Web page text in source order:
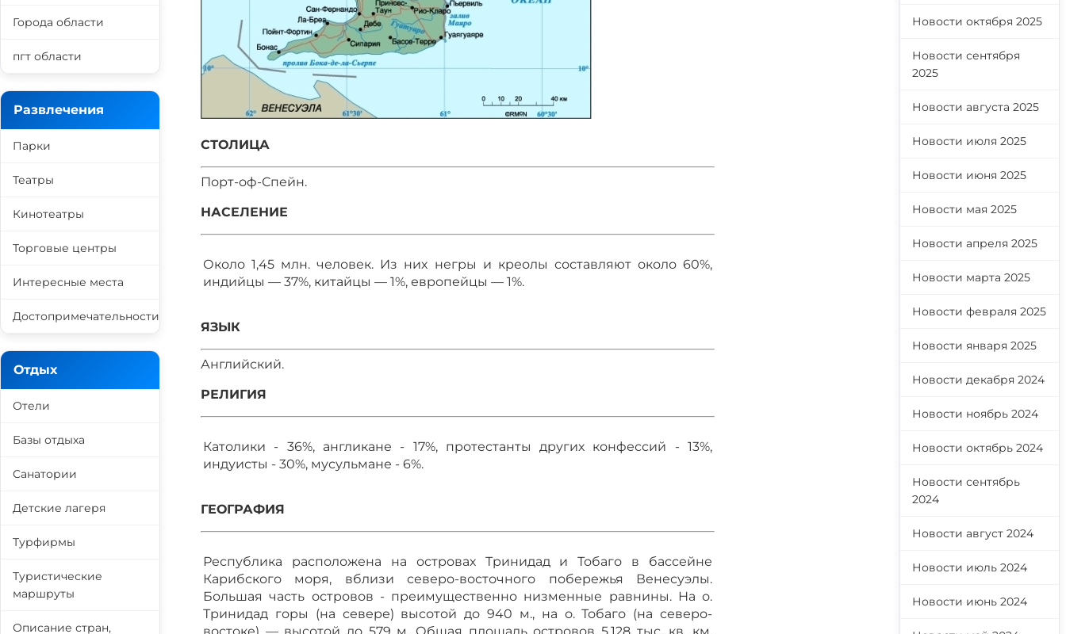
СТОЛИЦА
Порт-оф-Спейн.
НАСЕЛЕНИЕ
Около 1,45 млн. человек. Из них негры и креолы составляют около 60%,
индийцы — 37%, китайцы — 1%, европейцы — 1%.
ЯЗЫК
Английский.
РЕЛИГИЯ
Католики - 36%, англикане - 17%, протестанты других конфессий - 13%,
индуисты - 30%, мусульмане - 6%.
ГЕОГРАФИЯ
Республика расположена на островах Тринидад и Тобаго в бассейне
Карибского моря, вблизи северо-восточного побережья Венесуэлы.
Большая часть островов - преимущественно низменные равнины. На о.
Тринидад горы (на севере) высотой до 940 м., на о. Тобаго (на северо-
Города области
пгт области
Развлечения
Парки
Театры
Кинотеатры
Торговые центры
Интересные места
Достопримечательности
Отдых
Отели
Базы отдыха
Санатории
Детские лагеря
Турфирмы
Туристические
маршруты
Описание стран,
Новости октября 2025
Новости сентября
2025
Новости августа 2025
Новости июля 2025
Новости июня 2025
Новости мая 2025
Новости апреля 2025
Новости марта 2025
Новости февраля 2025
Новости января 2025
Новости декабря 2024
Новости ноябрь 2024
Новости октябрь 2024
Новости сентябрь
2024
Новости август 2024
Новости июль 2024
Новости июнь 2024